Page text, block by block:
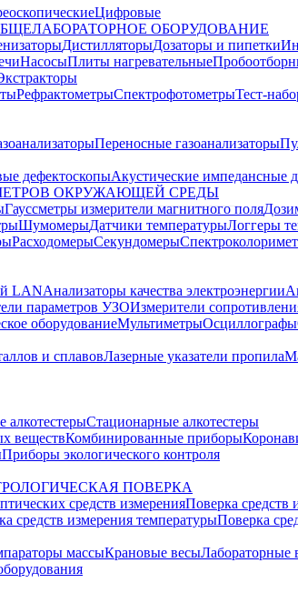
Цифровые
ОБОРУДОВАНИЕ
ДистилляторыДозаторы и пипетки
НасосыПлиты нагревательные
РефрактометрыСпектрофотометрыТест-
Переносные газоанализаторы
дефектоскопыАкустические импедансные
ОКРУЖАЮЩЕЙ СРЕДЫ
Гауссметры измерители магнитного поля
ШумомерыДатчики температурыЛоггеры
РасходомерыСекундомеры
LANАнализаторы качества электроэнергии
параметров УЗОИзмерители
оборудованиеМультиметрыОсциллографы
и сплавовЛазерные указатели пропила
алкотестерыСтационарные алкотестеры
веществКомбинированные приборы
Приборы экологического контроля
ПОВЕРКА
средств измеренияПоверка средств
средств измерения температурыПоверка
массыКрановые весыЛабораторные